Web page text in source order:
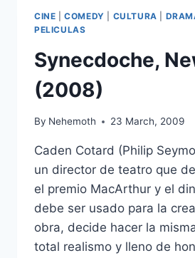
CINE |COMEDY CULTURA
PELICULAS
Synecdoche,
(2008)
By Nehemoth 23 March, 2009
Caden Cotard (Philip
un director de teatro que
el premio MacArthur y el
debe ser usado para la
obra, decide hacer la
total realismo y lleno de